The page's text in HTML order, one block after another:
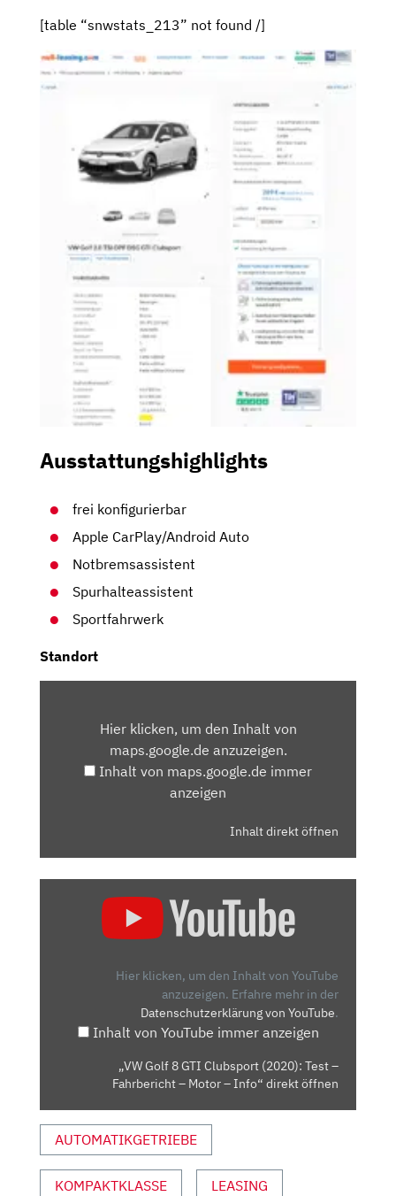
[table “snwstats_213” not found /]
Ausstattungshighlights
frei konfigurierbar
Apple CarPlay/Android Auto
Notbremsassistent
Spurhalteassistent
Sportfahrwerk
Standort
MAPS.GOOGLE.DEHier klicken, um den Inhalt von
maps.google.de anzuzeigen.
Inhalt von maps.google.de immer
anzeigen
Inhalt direkt öffnen
CLUBSPORT
FAHRBERICHT
–
INFO“
YOUTUBE
Hier klicken, um den Inhalt von YouTube
anzuzeigen. Erfahre mehr in der
Datenschutzerklärung von YouTube.
Inhalt von YouTube immer anzeigen
„VW Golf 8 GTI Clubsport (2020): Test –
Fahrbericht – Motor – Info“ direkt öffnen
AUTOMATIKGETRIEBE
KOMPAKTKLASSE LEASING